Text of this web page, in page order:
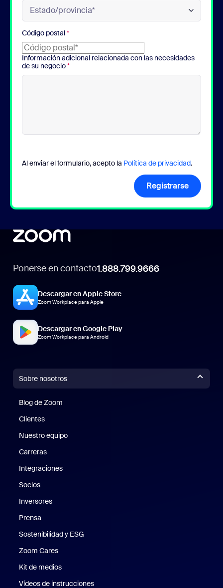
Código postal*
Información adicional relacionada con las necesidades
de su negocio*
Al enviar el formulario, acepto la Política de privacidad.
Registrarse
Ponerse en contacto1.888.799.9666
Descargar en Apple Store
Zoom Workplace para Apple
Descargar en Google Play
Zoom Workplace para Android
Sobre nosotros
Blog de Zoom
Clientes
Nuestro equipo
Carreras
Integraciones
Socios
Inversores
Prensa
Sostenibilidad y ESG
Zoom Cares
Kit de medios
Vídeos de instrucciones